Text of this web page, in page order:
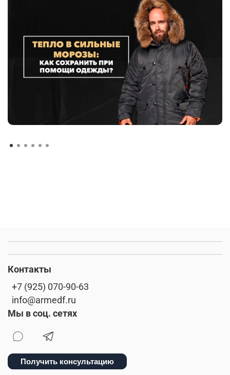
Контакты
+7 (925) 070-90-63
info@armedf.ru
Мы в соц. сетях
Получить консультацию